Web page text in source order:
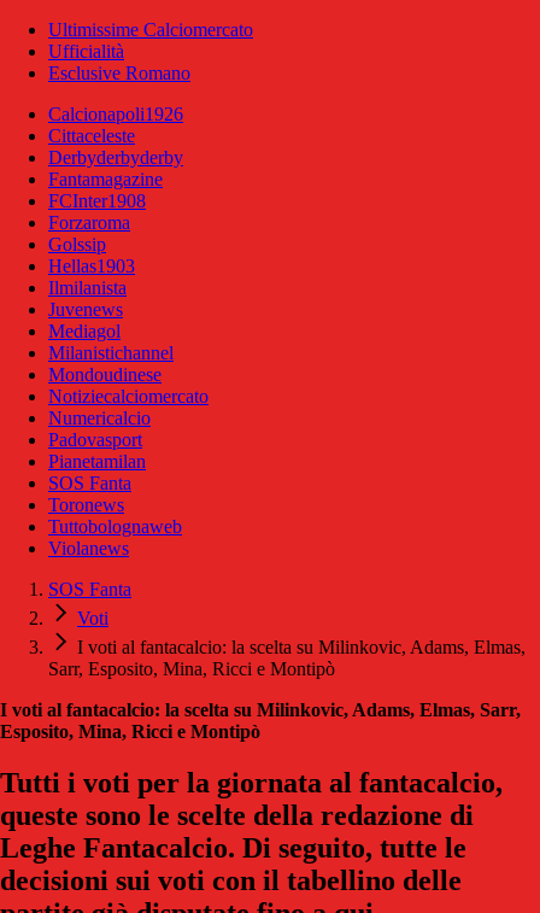
Ultimissime Calciomercato
Ufficialità
Esclusive Romano
Calcionapoli1926
Cittaceleste
Derbyderbyderby
Fantamagazine
FCInter1908
Forzaroma
Golssip
Hellas1903
Ilmilanista
Juvenews
Mediagol
Milanistichannel
Mondoudinese
Notiziecalciomercato
Numericalcio
Padovasport
Pianetamilan
SOS Fanta
Toronews
Tuttobolognaweb
Violanews
SOS Fanta
Voti
I voti al fantacalcio: la scelta su Milinkovic, Adams, Elmas,
Sarr, Esposito, Mina, Ricci e Montipò
I voti al fantacalcio: la scelta su Milinkovic, Adams, Elmas, Sarr,
Esposito, Mina, Ricci e Montipò
Tutti i voti per la giornata al fantacalcio,
queste sono le scelte della redazione di
Leghe Fantacalcio. Di seguito, tutte le
decisioni sui voti con il tabellino delle